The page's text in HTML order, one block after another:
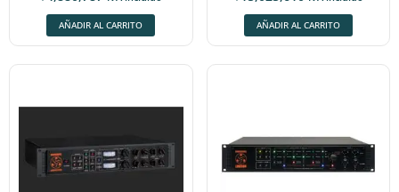
AÑADIR AL CARRITO AÑADIR AL CARRITO